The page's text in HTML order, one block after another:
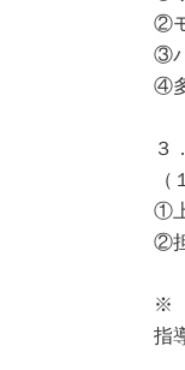
②
③
④
３
（
①
②
※
指